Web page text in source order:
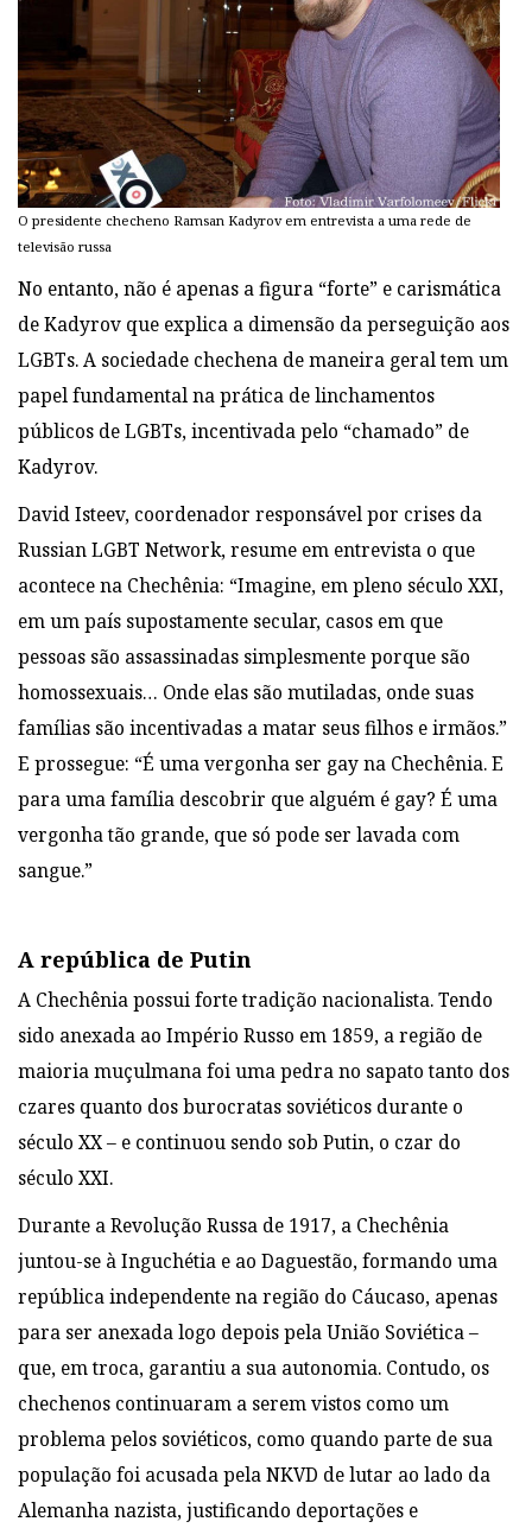
O presidente checheno Ramsan Kadyrov em entrevista a uma rede de
televisão russa
No entanto, não é apenas a figura “forte” e carismática
de Kadyrov que explica a dimensão da perseguição aos
LGBTs. A sociedade chechena de maneira geral tem um
papel fundamental na prática de linchamentos
públicos de LGBTs, incentivada pelo “chamado” de
Kadyrov.
David Isteev, coordenador responsável por crises da
RussianLGBT Network, resume em entrevista o que
acontece na Chechênia: “Imagine, em pleno século XXI,
em um país supostamente secular, casos em que
pessoas são assassinadas simplesmente porque são
homossexuais… Onde elas são mutiladas, onde suas
famílias são incentivadas a matar seus filhos e irmãos.”
E prossegue: “É uma vergonha ser gay na Chechênia. E
para uma família descobrir que alguém é gay? É uma
vergonha tão grande, que só pode ser lavada com
sangue.”
A república de Putin
A Chechênia possui forte tradição nacionalista. Tendo
sido anexada ao Império Russo em 1859, a região de
maioria muçulmana foi uma pedra no sapato tanto dos
czares quanto dos burocratas soviéticos durante o
século XX – e continuou sendo sob Putin, o czar do
século XXI.
Durante a Revolução Russa de 1917, a Chechênia
juntou-se à Inguchétia e ao Daguestão, formando uma
república independente na região do Cáucaso, apenas
para ser anexada logo depois pela União Soviética –
que, em troca, garantiu a sua autonomia. Contudo, os
chechenos continuaram a serem vistos como um
problema pelos soviéticos, como quando parte de sua
população foi acusada pelaNKVD de lutar ao lado da
Alemanha nazista, justificando deportações e